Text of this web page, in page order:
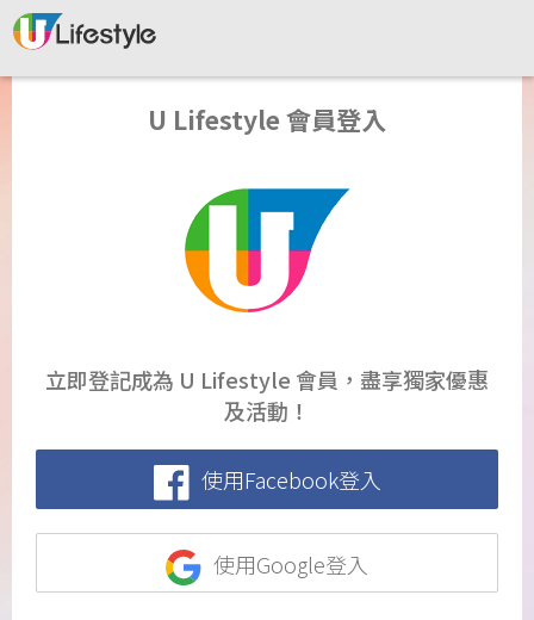
U Lifestyle 會員登入
立即登記成為 U Lifestyle 會員，盡享獨家優惠
及活動！
使用Facebook登入
使用Google登入